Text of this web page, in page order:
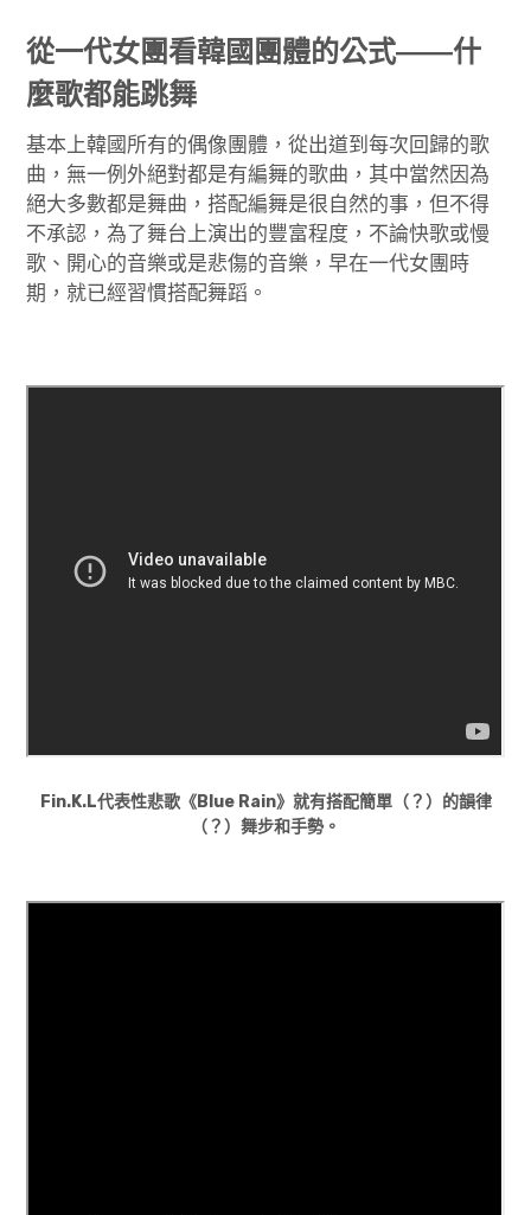
從一代女團看韓國團體的公式——什
麼歌都能跳舞
基本上韓國所有的偶像團體，從出道到每次回歸的歌
曲，無一例外絕對都是有編舞的歌曲，其中當然因為
絕大多數都是舞曲，搭配編舞是很自然的事，但不得
不承認，為了舞台上演出的豐富程度，不論快歌或慢
歌、開心的音樂或是悲傷的音樂，早在一代女團時
期，就已經習慣搭配舞蹈。
Fin.K.L代表性悲歌《Blue Rain》就有搭配簡單（？）的韻律
（？）舞步和手勢。